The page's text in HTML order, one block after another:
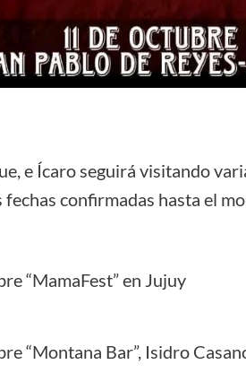
e Ícaro seguirá visitando
fechas confirmadas hasta el
“MamaFest” en Jujuy
“Montana Bar”, Isidro